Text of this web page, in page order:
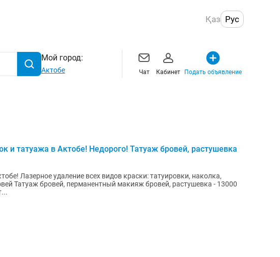
Қаз Рус
Мой город:
Актобе Чат Кабинет Подать объявление
и татуажа в Актобе! Недорого! Татуаж бровей, растушевка
Лазерное удаление всех видов краски: татуировки, наколка,
- 13000